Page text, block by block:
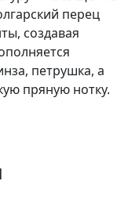
перец
создавая
петрушка, а
пряную нотку.